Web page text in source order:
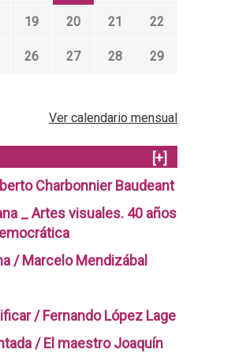
19 20 21 22
26 27 28 29
Ver calendario mensual
[+]
Charbonnier Baudeant
_ Artes visuales. 40 años
/ Marcelo Mendizábal
/ Fernando López Lage
/ El maestro Joaquín